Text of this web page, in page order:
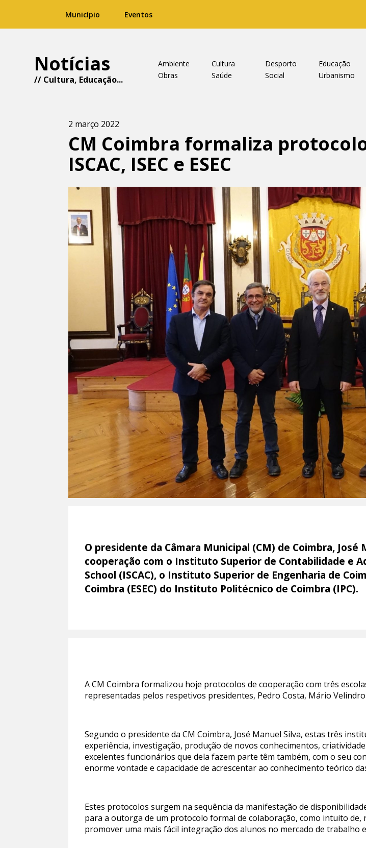
Município Eventos
Notícias
// Cultura, Educação...
Ambiente Cultura Desporto Educação
Obras
Saúde Social Urbanismo
2 março 2022
CM Coimbra formaliza
ISCAC, ISEC e ESEC
O presidente da Câmara Municipal (CM) de Coimbra,
cooperação com o Instituto Superior de Contabilidade e
School (ISCAC), o Instituto Superior de Engenharia de
Coimbra (ESEC) do Instituto Politécnico de Coimbra (IPC).
A CM Coimbra formalizou hoje protocolos de cooperação com três
representadas pelos respetivos presidentes, Pedro Costa, Mário
Segundo o presidente da CM Coimbra, José Manuel Silva, estas três
experiência, investigação, produção de novos conhecimentos,
excelentes funcionários que dela fazem parte têm também, com o seu
enorme vontade e capacidade de acrescentar ao conhecimento teórico
Estes protocolos surgem na sequência da manifestação de
para a outorga de um protocolo formal de colaboração, como intuito de,
promover uma mais fácil integração dos alunos no mercado de